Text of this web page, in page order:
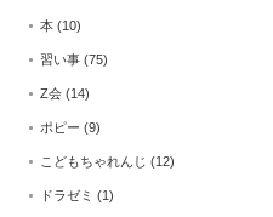
本 (10)
習い事 (75)
Z会 (14)
ポピー (9)
こどもちゃれんじ (12)
ドラゼミ (1)